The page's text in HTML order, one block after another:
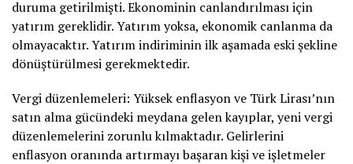
duruma getirilmişti. Ekonominin canlandırılması için
yatırım gereklidir. Yatırım yoksa, ekonomik canlanma da
olmayacaktır. Yatırım indiriminin ilk aşamada eski şekline
dönüştürülmesi gerekmektedir.
Vergi düzenlemeleri: Yüksek enflasyon ve Türk Lirası’nın
satın alma gücündeki meydana gelen kayıplar, yeni vergi
düzenlemelerini zorunlu kılmaktadır. Gelirlerini
enflasyon oranında artırmayı başaran kişi ve işletmeler